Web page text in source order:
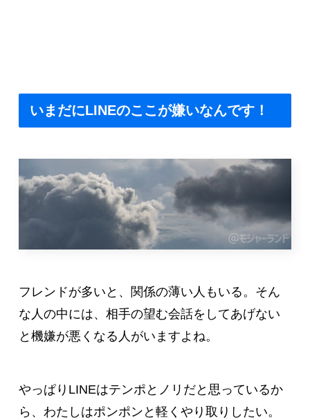
いまだにLINEのここが嫌いなんです！
フレンドが多いと、関係の薄い人もいる。そん
な人の中には、相手の望む会話をしてあげない
と機嫌が悪くなる人がいますよね。
やっぱりLINEはテンポとノリだと思っているか
ら、わたしはポンポンと軽くやり取りしたい。